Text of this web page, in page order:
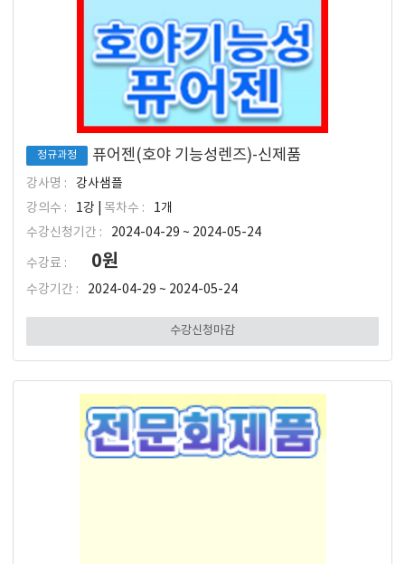
정규과정 퓨어젠(호야 기능성렌즈)-신제품
강사명 :
강사샘플
강의수 :
1강 | 목차수 :
1개
수강신청기간 :
2024-04-29 ~ 2024-05-24
수강료 : 0원
수강기간 : 2024-04-29 ~ 2024-05-24
수강신청마감